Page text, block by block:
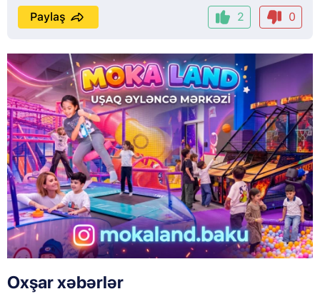
2 0
Paylaş
Oxşar xəbərlər